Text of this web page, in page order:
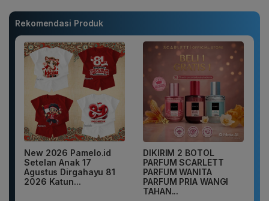
Rekomendasi Produk
New 2026 Pamelo.id
Setelan Anak 17
Agustus Dirgahayu 81
2026 Katun...
DIKIRIM 2 BOTOL
PARFUM SCARLETT
PARFUM WANITA
PARFUM PRIA WANGI
TAHAN...